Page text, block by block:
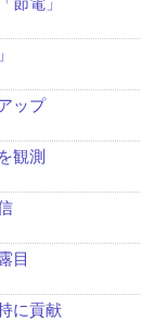
ップ
観測
目
に貢献